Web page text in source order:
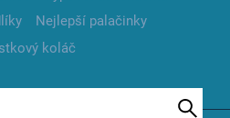
Nejlepší palačinky
koláč